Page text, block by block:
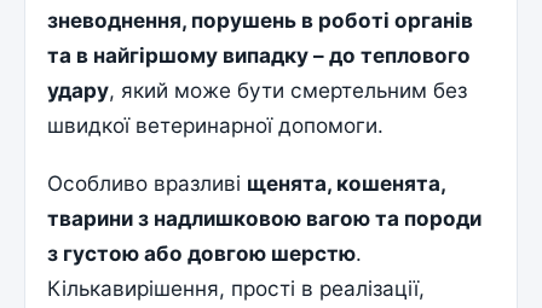
зневоднення, порушень в роботі органів
та в найгіршому випадку – до теплового
удару, який може бути смертельним без
швидкої ветеринарної допомоги.
Особливо вразливі щенята, кошенята,
тварини з надлишковою вагою та породи
з густою або довгою шерстю.
Кількавирішення, прості в реалізації,